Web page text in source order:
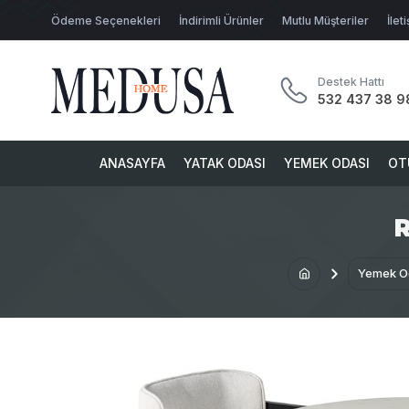
Ödeme Seçenekleri İndirimli Ürünler Mutlu Müşteriler
Destek Hattı
532 437 38
ANASAYFA YATAK ODASI YEMEK ODASI
Yemek